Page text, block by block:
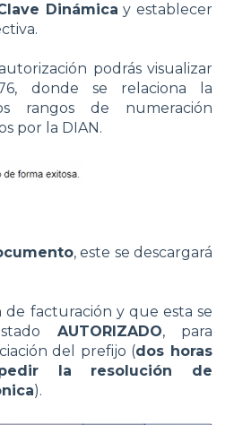
Dinámica y establecer
podrás visualizar
donde se relaciona la
rangos de numeración
por la DIAN.
, este se descargará
de facturación y que esta se
AUTORIZADO, para
del prefijo (dos horas
la resolución de
).